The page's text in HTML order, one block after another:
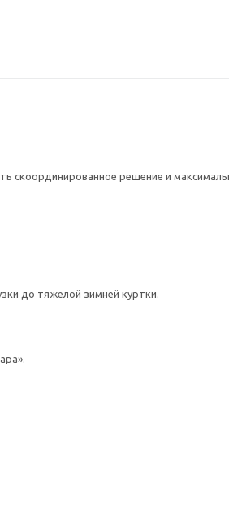
скоординированное решение и
до тяжелой зимней куртки.